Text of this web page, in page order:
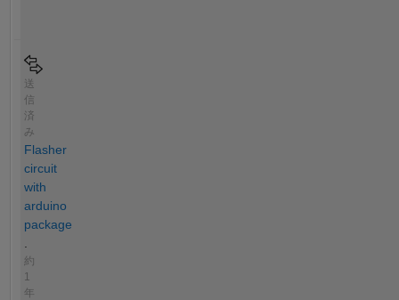
送
信
済
み
Flasher
circuit
with
arduino
package
約
1
年